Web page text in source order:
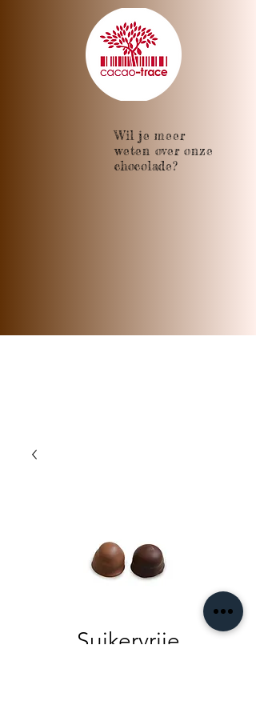
Wil je meer
weten over onze
chocolade?
Suikervrije